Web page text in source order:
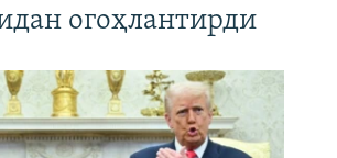
огоҳлантирди